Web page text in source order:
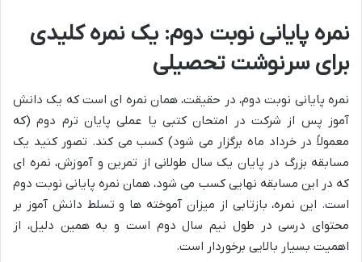
نمره پایانی نوبت دوم: یک نمره کلیدی
برای سرنوشت تحصیلی
نمره پایانی نوبت دوم، در حقیقت، همان نمره ای است که یک دانش
آموز پس از شرکت در امتحان کتبی یا عملی پایان ترم دوم (که
معمولاً در خرداد ماه برگزار می شود) کسب می کند. تصور کنید یک
مسابقه بزرگ در پایان یک سال طولانی از تمرین و آموزش، نمره ای
که در این مسابقه نهایی کسب می شود، همان نمره پایانی نوبت دوم
است. این نمره، بازتابی از میزان آموخته ها و تسلط دانش آموز بر
محتوای درسی در طول نیم سال دوم است و به همین دلیل، از
اهمیت بسیار بالایی برخوردار است.